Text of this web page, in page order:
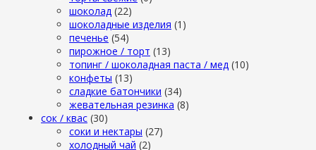
шоколад (22)
шоколадные изделия (1)
печенье (54)
пирожное / торт (13)
топинг / шоколадная паста / мед (10)
конфеты (13)
сладкие батончики (34)
жевательная резинка (8)
сок / квас (30)
соки и нектары (27)
холодный чай (2)